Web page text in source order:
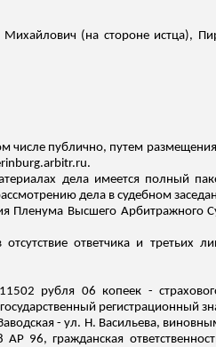
(на стороне истца),
числе публично, путем
дела имеется полный
дела в судебном
Пленума Высшего Арбитражного
ответчика и третьих
рубля 06 копеек -
регистрационный
- ул. Н. Васильева,
96, гражданская